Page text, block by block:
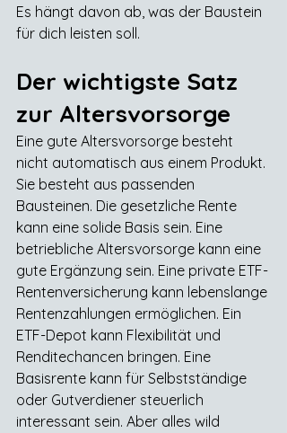
Es hängt davon ab, was der Baustein
für dich leisten soll.
Der wichtigste Satz
zur Altersvorsorge
Eine gute Altersvorsorge besteht
nicht automatisch aus einem Produkt.
Sie besteht aus passenden
Bausteinen. Die gesetzliche Rente
kann eine solide Basis sein. Eine
betriebliche Altersvorsorge kann eine
gute Ergänzung sein. Eine private ETF-
Rentenversicherung kann lebenslange
Rentenzahlungen ermöglichen. Ein
ETF-Depot kann Flexibilität und
Renditechancen bringen. Eine
Basisrente kann für Selbstständige
oder Gutverdiener steuerlich
interessant sein. Aber alles wild